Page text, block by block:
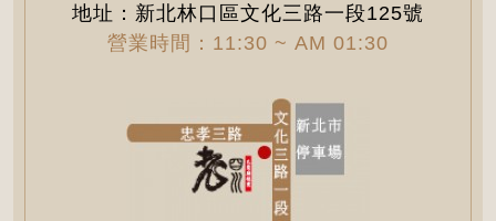
地址：新北林口區文化三路一段125號
營業時間：11:30 ~ AM 01:30